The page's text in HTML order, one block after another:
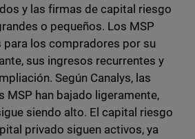
y las firmas de capital riesgo
o pequeños. Los MSP
para los compradores por su
sus ingresos recurrentes y
Según Canalys, las
MSP han bajado ligeramente,
siendo alto. El capital riesgo
privado siguen activos, ya